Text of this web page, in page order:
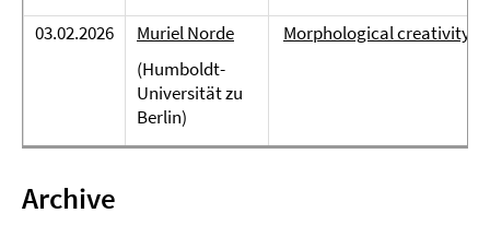
03.02.2026
Muriel Norde
(Humboldt-
Universität zu
Berlin)
Morphological creativity
Archive